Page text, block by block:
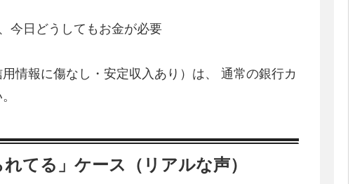
今日どうしてもお金が必要
情報に傷なし・安定収入あり）は、 通常の銀行カ
てる」ケース（リアルな声）